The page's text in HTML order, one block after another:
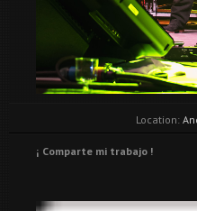
Location:
¡ Comparte mi trabajo !